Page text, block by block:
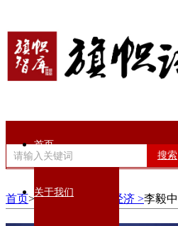
搜索
首页
关于我们
首页>智库专家> 数智经济 >李毅中